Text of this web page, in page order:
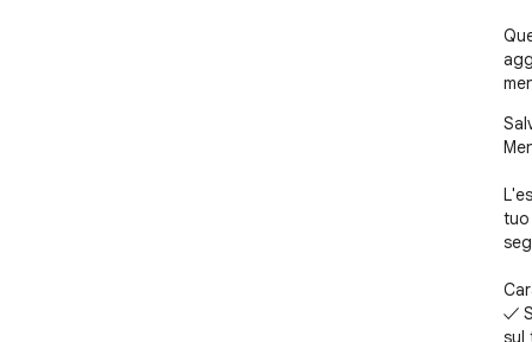
tuo
✓
sul